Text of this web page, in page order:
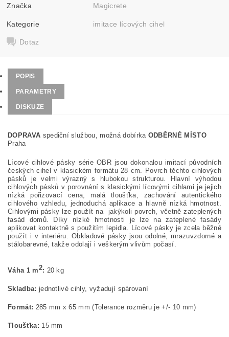
Značka Magicrete
Kategorie imitace lícových cihel
Dotaz
POPIS
PARAMETRY
DISKUZE
DOPRAVA spediční službou, možná dobírkaODBĚRNÉ MÍSTO
Praha
Lícové cihlové pásky série OBR jsou dokonalou imitací původních
českých cihel v klasickém formátu 28 cm. Povrch těchto cihlových
pásků je velmi výrazný s hlubokou strukturou. Hlavní výhodou
cihlových pásků v porovnání s klasickými lícovými cihlami je jejich
nízká pořizovací cena, malá tloušťka, zachování autentického
cihlového vzhledu, jednoduchá aplikace a hlavně nízká hmotnost.
Cihlovými pásky lze použít na jakýkoli povrch, včetně zateplených
fasád domů. Díky nízké hmotnosti je lze na zateplené fasády
aplikovat kontaktně s použitím lepidla. Lícové pásky je zcela běžné
použít i v interiéru. Obkladové pásky jsou odolné, mrazuvzdorné a
stálobarevné, takže odolají i veškerým vlivům počasí.
Váha 1 m2: 20 kg
Skladba: jednotlivé cihly, vyžadují spárovaní
Formát: 285 mm x 65 mm (Tolerance rozměru je +/- 10 mm)
Tloušťka: 15 mm